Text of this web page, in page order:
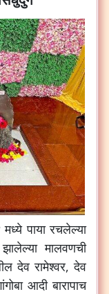
मध्ये पाया रचलेल्या
झालेल्या मालवणची
देव रामेश्वर,देव
आदी बारापाच